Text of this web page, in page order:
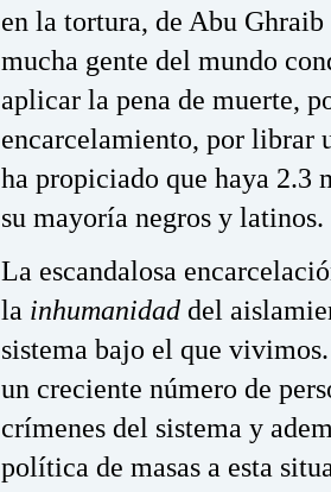
en la tortura, de Abu
mucha gente del mundo
aplicar la pena de muerte,
encarcelamiento, por librar
ha propiciado que haya 2.3
su mayoría negros y latinos.
La escandalosa
la inhumanidad del
sistema bajo el que
un creciente número de
crímenes del sistema y
política de masas a esta